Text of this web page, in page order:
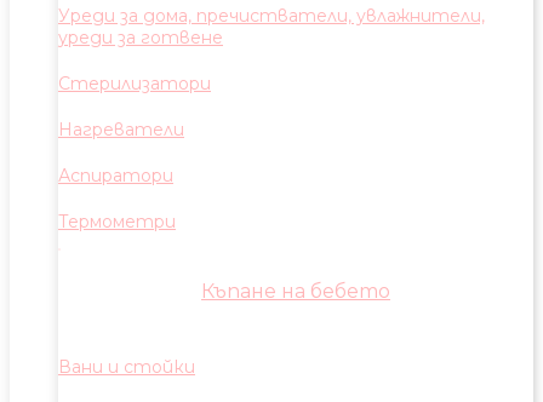
Уреди за дома, пречистватели, увлажнители,
уреди за готвене
Стерилизатори
Нагреватели
Аспиратори
Термометри
Къпане на бебето
Вани и стойки